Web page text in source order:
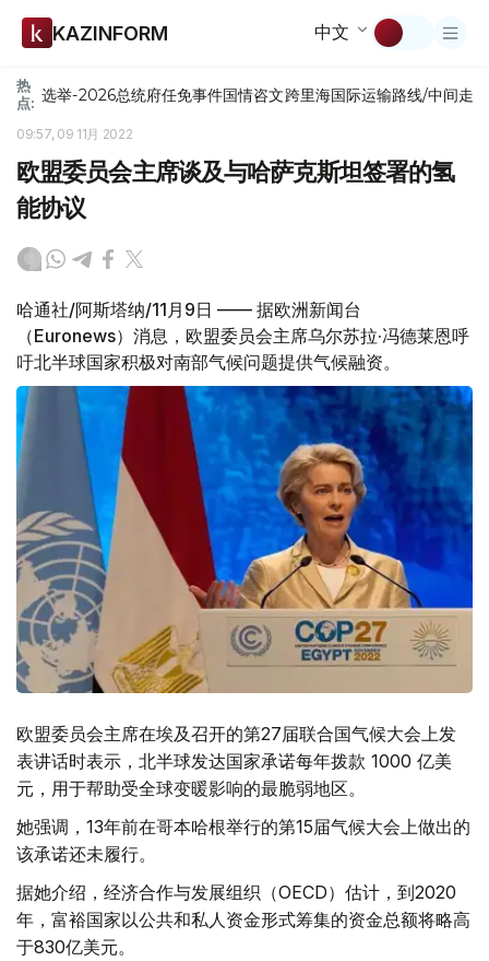
KAZINFORM 中文
热
点: 选举-2026总统府任免事件国情咨文跨里海国际运输路线/中间走廊
09:57, 09 11月 2022
欧盟委员会主席谈及与哈萨克斯坦签署的氢
能协议
哈通社/阿斯塔纳/11月9日 —— 据欧洲新闻台
（Euronews）消息，欧盟委员会主席乌尔苏拉·冯德莱恩呼
吁北半球国家积极对南部气候问题提供气候融资。
欧盟委员会主席在埃及召开的第27届联合国气候大会上发
表讲话时表示，北半球发达国家承诺每年拨款 1000 亿美
元，用于帮助受全球变暖影响的最脆弱地区。
她强调，13年前在哥本哈根举行的第15届气候大会上做出的
该承诺还未履行。
据她介绍，经济合作与发展组织（OECD）估计，到2020
年，富裕国家以公共和私人资金形式筹集的资金总额将略高
于830亿美元。